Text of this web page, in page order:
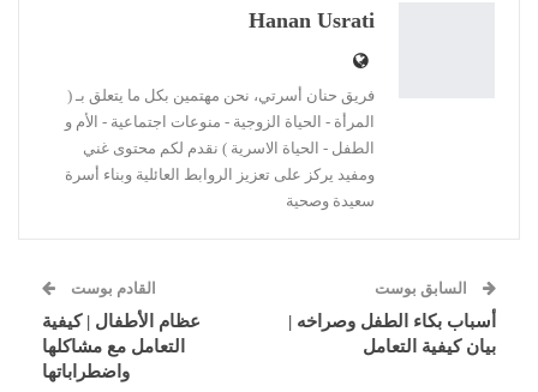
Linkedin
Hanan Usrati
فريق حنان أسرتي، نحن مهتمين بكل ما يتعلق بـ (
المرأة - الحياة الزوجية - منوعات اجتماعية - الأم و
الطفل - الحياة الاسرية ) نقدم لكم محتوى غني
ومفيد يركز على تعزيز الروابط العائلية وبناء أسرة
سعيدة وصحية
السابق بوست
أسباب بكاء الطفل وصراخه |
بيان كيفية التعامل
القادم بوست
عظام الأطفال | كيفية
التعامل مع مشاكلها
واضطراباتها